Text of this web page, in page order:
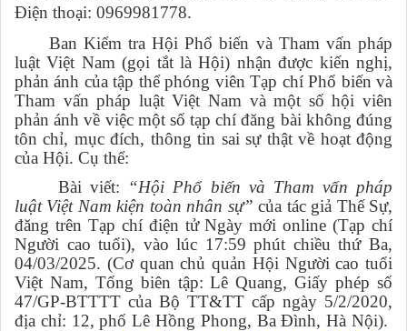
Điện thoại: 0969981778.
Ban Kiểm tra Hội Phổ biến và Tham vấn pháp
luật Việt Nam (gọi tắt là Hội) nhận được kiến nghị,
phản ánh của tập thể phóng viên Tạp chí Phổ biến và
Tham vấn pháp luật Việt Nam và một số hội viên
phản ánh về việc một số tạp chí đăng bài không đúng
tôn chỉ, mục đích, thông tin sai sự thật về hoạt động
của Hội. Cụ thể:
Bài viết: “Hội Phổ biến và Tham vấn pháp
luật Việt Nam kiện toàn nhân sự” của tác giả Thế Sự,
đăng trên Tạp chí điện tử Ngày mới online (Tạp chí
Người cao tuổi), vào lúc 17:59 phút chiều thứ Ba,
04/03/2025. (Cơ quan chủ quản Hội Người cao tuổi
Việt Nam, Tổng biên tập: Lê Quang, Giấy phép số
47/GP-BTTTT của Bộ TT&TT cấp ngày 5/2/2020,
địa chỉ: 12, phố Lê Hồng Phong, Ba Đình, Hà Nội).